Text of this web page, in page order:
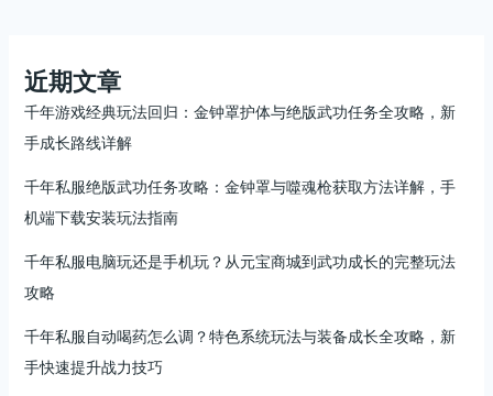
近期文章
千年游戏经典玩法回归：金钟罩护体与绝版武功任务全攻略，新
手成长路线详解
千年私服绝版武功任务攻略：金钟罩与噬魂枪获取方法详解，手
机端下载安装玩法指南
千年私服电脑玩还是手机玩？从元宝商城到武功成长的完整玩法
攻略
千年私服自动喝药怎么调？特色系统玩法与装备成长全攻略，新
手快速提升战力技巧